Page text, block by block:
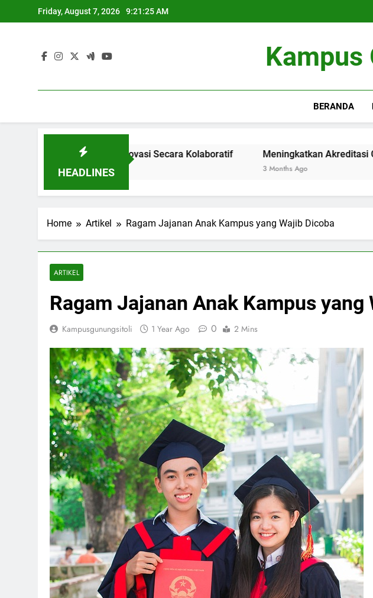
to
Friday, August 7, 2026 9:21:26 AM
Kampus
BERANDA
HEADLINES
Inovasi Secara Kolaboratif Meningkatkan Akreditasi Global
Home Artikel Ragam Jajanan Anak Kampus yang Wajib Dicoba
ARTIKEL
Ragam Jajanan Anak Kampus yang
Kampusgunungsitoli 1 Year Ago 0 2 Mins